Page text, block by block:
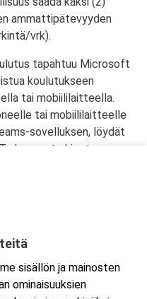
ammattipätevyyden
vrk).
tapahtuu Microsoft
koulutukseen
tai mobiililaitteella.
tai mobiililaitteelle
sovelluksen, löydät
ohjeet
sisällön ja mainosten
ominaisuuksien